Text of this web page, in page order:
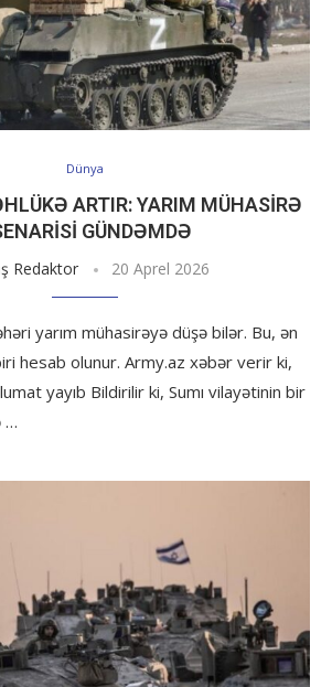
Dünya
ARTIR: YARIM MÜHASIRƏ
GÜNDƏMDƏ
Redaktor 20 Aprel 2026
yarım mühasirəyə düşə bilər. Bu, ən
hesab olunur. Army.az xəbər verir ki,
yayıb Bildirilir ki, Sumı vilayətinin bir
…